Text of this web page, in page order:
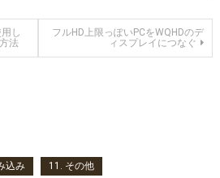
ション
し
法
フルHD上限っぽいPCをWQHDのデ
ィスプレイにつなぐ
込み 11. その他